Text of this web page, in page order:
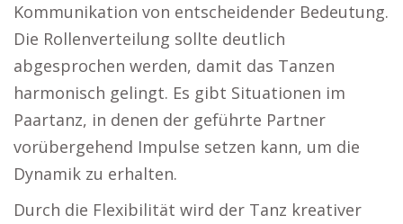
Kommunikation von entscheidender Bedeutung.
Die Rollenverteilung sollte deutlich
abgesprochen werden, damit das Tanzen
harmonisch gelingt. Es gibt Situationen im
Paartanz, in denen der geführte Partner
vorübergehend Impulse setzen kann, um die
Dynamik zu erhalten.
Durch die Flexibilität wird der Tanz kreativer